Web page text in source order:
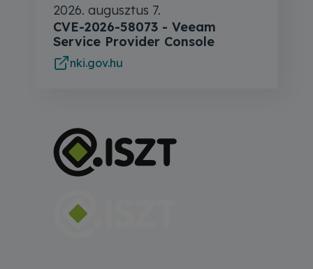
2026. augusztus 7.
CVE-2026-58073 - Veeam
Service Provider Console
nki.gov.hu